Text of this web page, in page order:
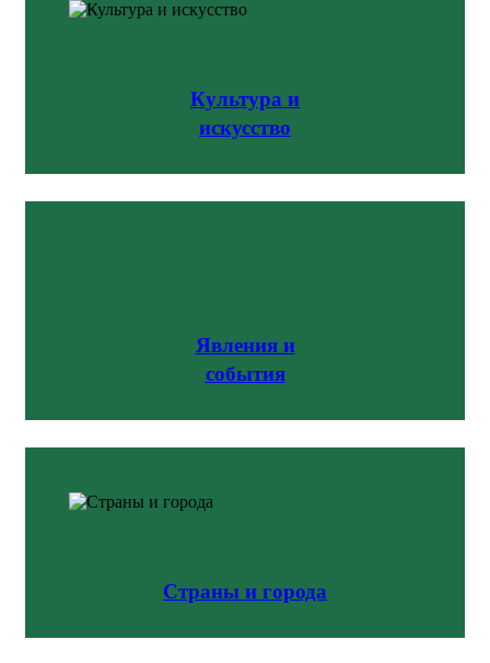
Культура и
искусство
Явления и
события
Страны и города